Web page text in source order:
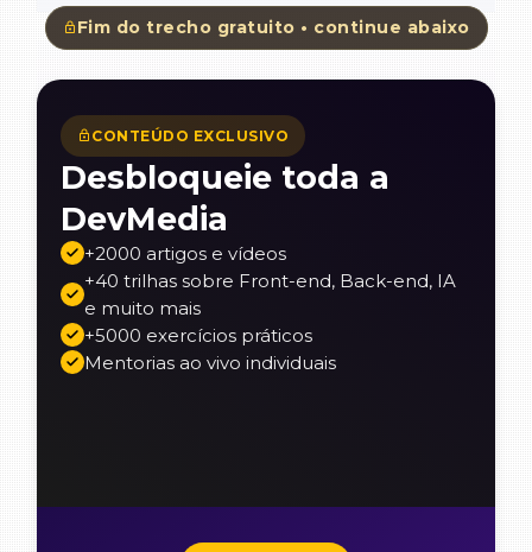
Fim do trecho gratuito • continue abaixo
CONTEÚDO EXCLUSIVO
Desbloqueie toda a
DevMedia
+2000 artigos e vídeos
+40 trilhas sobre Front-end, Back-end, IA
e muito mais
+5000 exercícios práticos
Mentorias ao vivo individuais